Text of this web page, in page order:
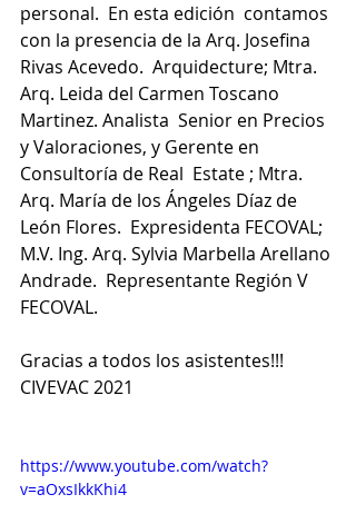
personal.  En esta edición  contamos
con la presencia de la Arq. Josefina
Rivas Acevedo.  Arquidecture; Mtra.
Arq. Leida del Carmen Toscano
Martinez. Analista  Senior en Precios
y Valoraciones, y Gerente en
Consultoría de Real  Estate ; Mtra.
Arq. María de los Ángeles Díaz de
León Flores.  Expresidenta FECOVAL;
M.V. Ing. Arq. Sylvia Marbella Arellano
Andrade.  Representante Región V
FECOVAL.
Gracias a todos los asistentes!!!
CIVEVAC 2021
https://www.youtube.com/watch?
v=aOxsIkkKhi4